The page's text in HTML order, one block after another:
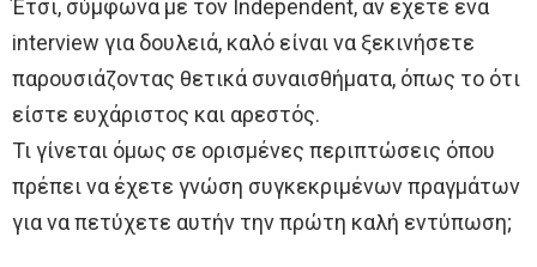
Έτσι, σύμφωνα με τον Independent, αν έχετε ένα
interview για δουλειά, καλό είναι να ξεκινήσετε
παρουσιάζοντας θετικά συναισθήματα, όπως το ότι
είστε ευχάριστος και αρεστός.
Τι γίνεται όμως σε ορισμένες περιπτώσεις όπου
πρέπει να έχετε γνώση συγκεκριμένων πραγμάτων
για να πετύχετε αυτήν την πρώτη καλή εντύπωση;